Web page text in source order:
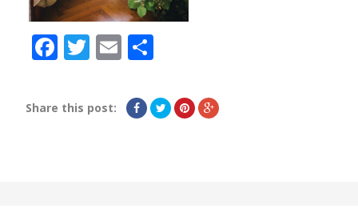
Facebook
Twitter
EmailDelen
Share this post: